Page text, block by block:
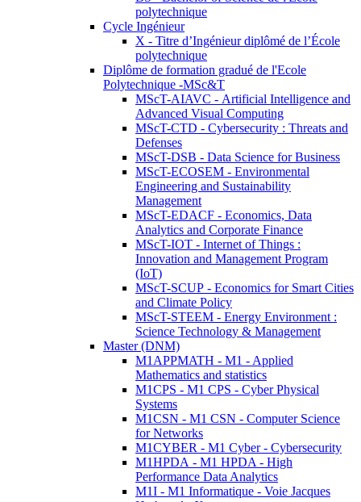
polytechnique
Cycle Ingénieur
X - Titre d’Ingénieur diplômé de l’École
polytechnique
Diplôme de formation gradué de l'Ecole
Polytechnique -MSc&T
MScT-AIAVC - Artificial Intelligence and
Advanced Visual Computing
MScT-CTD - Cybersecurity : Threats and
Defenses
MScT-DSB - Data Science for Business
MScT-ECOSEM - Environmental
Engineering and Sustainability
Management
MScT-EDACF - Economics, Data
Analytics and Corporate Finance
MScT-IOT - Internet of Things :
Innovation and Management Program
(IoT)
MScT-SCUP - Economics for Smart Cities
and Climate Policy
MScT-STEEM - Energy Environment :
Science Technology & Management
Master (DNM)
M1APPMATH - M1 - Applied
Mathematics and statistics
M1CPS - M1 CPS - Cyber Physical
Systems
M1CSN - M1 CSN - Computer Science
for Networks
M1CYBER - M1 Cyber - Cybersecurity
M1HPDA - M1 HPDA - High
Performance Data Analytics
M1I - M1 Informatique - Voie Jacques